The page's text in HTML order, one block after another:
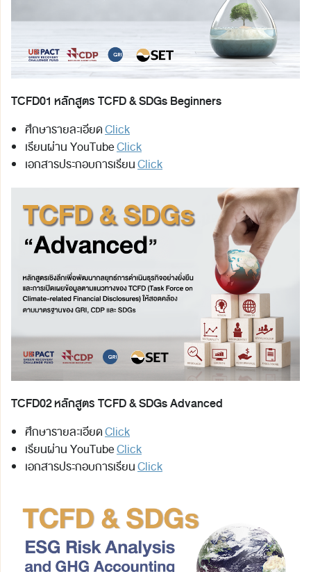
TCFD01 หลักสูตร TCFD & SDGs Beginners
ศึกษารายละเอียดClick
เรียนผ่าน YouTubeClick
เอกสารประกอบการเรียนClick
TCFD02 หลักสูตร TCFD & SDGs Advanced
ศึกษารายละเอียดClick
เรียนผ่าน YouTubeClick
เอกสารประกอบการเรียนClick